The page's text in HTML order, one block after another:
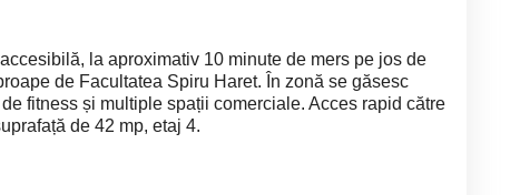
la aproximativ 10 minute de mers pe jos de
de Facultatea Spiru Haret. În zonă se găsesc
fitness și multiple spații comerciale. Acces rapid către
de 42 mp, etaj 4.